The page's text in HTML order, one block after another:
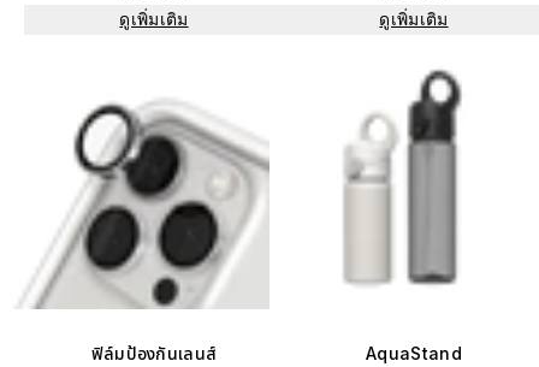
ดูเพิ่มเติม
ดูเพิ่มเติม
ฟิล์มป้องกันเลนส์ AquaStand